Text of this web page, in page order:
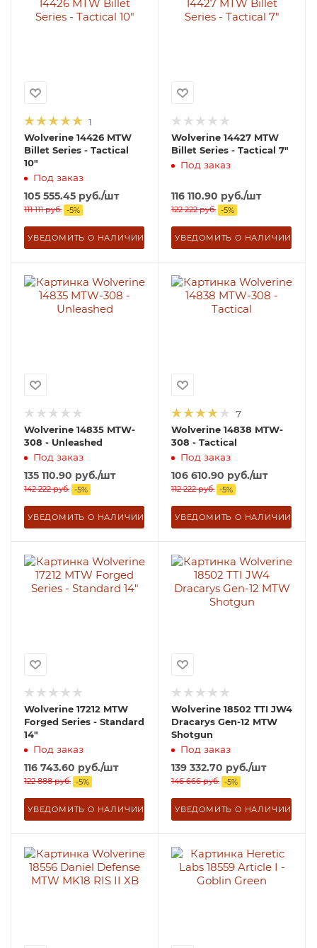
1
Wolverine 14426 MTW
Billet Series - Tactical
10"
Под заказ
105 555.45 руб./шт
111 111руб. -5%
УВЕДОМИТЬ О НАЛИЧИИ
Wolverine 14427 MTW
Billet Series - Tactical 7"
Под заказ
116 110.90 руб./шт
122 222руб. -5%
УВЕДОМИТЬ О НАЛИЧИИ
Wolverine 14835 MTW-
308 - Unleashed
Под заказ
135 110.90 руб./шт
142 222руб. -5%
УВЕДОМИТЬ О НАЛИЧИИ
7
Wolverine 14838 MTW-
308 - Tactical
Под заказ
106 610.90 руб./шт
112 222руб. -5%
УВЕДОМИТЬ О НАЛИЧИИ
Wolverine 17212 MTW
Forged Series - Standard
14"
Под заказ
116 743.60 руб./шт
122 888руб. -5%
УВЕДОМИТЬ О НАЛИЧИИ
Wolverine 18502 TTI JW4
Dracarys Gen-12 MTW
Shotgun
Под заказ
139 332.70 руб./шт
146 666руб. -5%
УВЕДОМИТЬ О НАЛИЧИИ